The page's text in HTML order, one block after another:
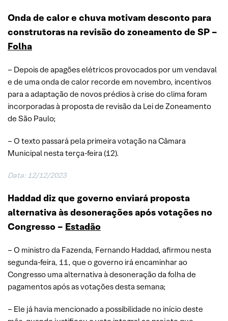
Onda de calor e chuva motivam desconto para
construtoras na revisão do zoneamento de SP –
Folha
– Depois de apagões elétricos provocados por um vendaval
e de uma onda de calor recorde em novembro, incentivos
para a adaptação de novos prédios à crise do clima foram
incorporadas à proposta de revisão da Lei de Zoneamento
de São Paulo;
– O texto passará pela primeira votação na Câmara
Municipal nesta terça-feira (12).
Data: 12/12/2023
Haddad diz que governo enviará proposta
alternativa às desonerações após votações no
Congresso – Estadão
– O ministro da Fazenda, Fernando Haddad, afirmou nesta
segunda-feira, 11, que o governo irá encaminhar ao
Congresso uma alternativa à desoneração da folha de
pagamentos após as votações desta semana;
– Ele já havia mencionado a possibilidade no início deste